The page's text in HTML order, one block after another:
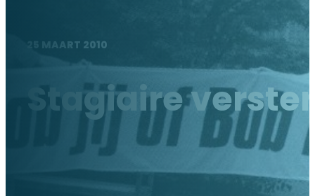
25 MAART 2010
Stagiaire